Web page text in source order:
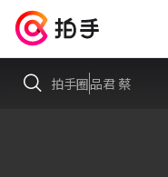
拍手圈品君 蔡